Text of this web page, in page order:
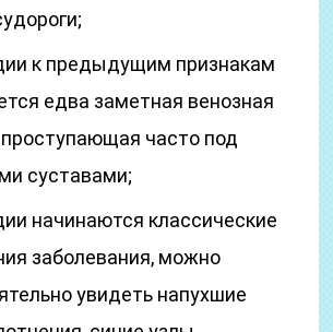
к предыдущим признакам
едва заметная венозная
проступающая часто под
суставами;
начинаются классические
заболевания, можно
увидеть напухшие